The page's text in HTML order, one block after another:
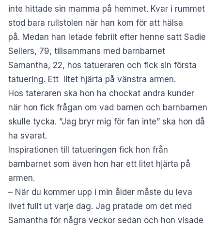
inte hittade sin mamma på hemmet. Kvar i rummet
stod bara rullstolen när han kom för att hälsa
på. Medan han letade febrilt efter henne satt Sadie
Sellers, 79, tillsammans med barnbarnet
Samantha, 22, hos tatueraren och fick sin första
tatuering. Ett litet hjärta på vänstra armen.
Hos tateraren ska hon ha chockat andra kunder
när hon fick frågan om vad barnen och barnbarnen
skulle tycka. ”Jag bryr mig för fan inte” ska hon då
ha svarat.
Inspirationen till tatueringen fick hon från
barnbarnet som även hon har ett litet hjärta på
armen.
– När du kommer upp i min ålder måste du leva
livet fullt ut varje dag. Jag pratade om det med
Samantha för några veckor sedan och hon visade